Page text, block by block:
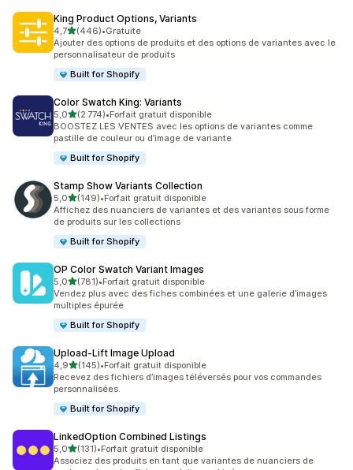
King Product Options, Variants
4,7étoile(s) sur 5
(446)
446 avis au total
•Gratuite
Ajouter des options de produits et des options de variantes avec le
personnalisateur de produits
Built for Shopify
Color Swatch King: Variants
5,0étoile(s) sur 5
(2 774)
2774 avis au total
•Forfait gratuit disponible
BOOSTEZ LES VENTES avec les options de variantes comme
pastille de couleur ou d’image de variante
Built for Shopify
Stamp Show Variants Collection
5,0étoile(s) sur 5
(149)
149 avis au total
•Forfait gratuit disponible
Affichez des nuanciers de variantes et des variantes sous forme
de produits sur les collections
Built for Shopify
OP Color Swatch Variant Images
5,0étoile(s) sur 5
(781)
781 avis au total
•Forfait gratuit disponible
Vendez plus avec des fiches combinées et une galerie d’images
multiples épurée
Built for Shopify
Upload‑Lift Image Upload
4,9étoile(s) sur 5
(145)
145 avis au total
•Forfait gratuit disponible
Recevez des fichiers d’images téléversés pour vos commandes
personnalisées.
Built for Shopify
LinkedOption Combined Listings
5,0étoile(s) sur 5
(131)
131 avis au total
•Forfait gratuit disponible
Associez des produits en tant que variantes de nuanciers de